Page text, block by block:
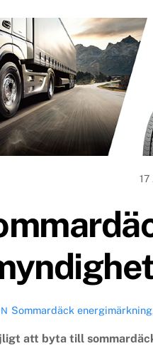
17
Sommardäck energimärkning
att byta till